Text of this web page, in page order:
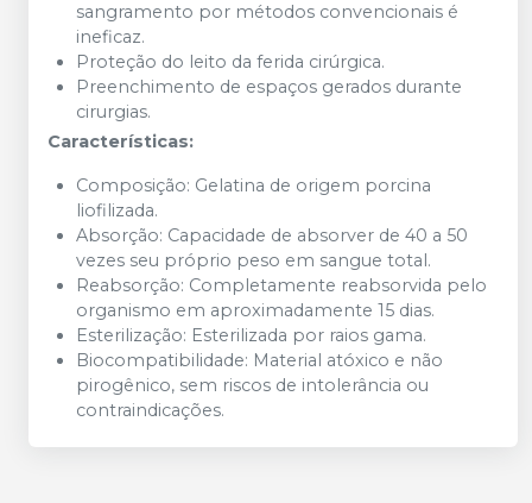
sangramento por métodos convencionais é
ineficaz.
Proteção do leito da ferida cirúrgica.
Preenchimento de espaços gerados durante
cirurgias.
Características:
Composição: Gelatina de origem porcina
liofilizada.
Absorção: Capacidade de absorver de 40 a 50
vezes seu próprio peso em sangue total.
Reabsorção: Completamente reabsorvida pelo
organismo em aproximadamente 15 dias.
Esterilização: Esterilizada por raios gama.
Biocompatibilidade: Material atóxico e não
pirogênico, sem riscos de intolerância ou
contraindicações.